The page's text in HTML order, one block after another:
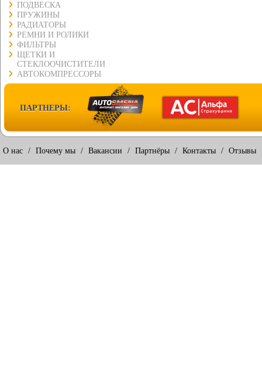
ПОДВЕСКА
ПРУЖИНЫ
РАДИАТОРЫ
РЕМНИ И РОЛИКИ
ФИЛЬТРЫ
ЩЕТКИ И
СТЕКЛООЧИСТИТЕЛИ
АВТОКОМПРЕССОРЫ
ПАРТНЕРЫ:
О нас / Почему мы / Вакансии / Партнёры / Контакты / Отзывы